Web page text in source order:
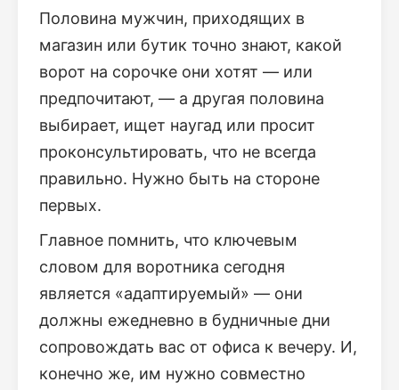
Половина мужчин, приходящих в
магазин или бутик точно знают, какой
ворот на сорочке они хотят — или
предпочитают, — а другая половина
выбирает, ищет наугад или просит
проконсультировать, что не всегда
правильно. Нужно быть на стороне
первых.
Главное помнить, что ключевым
словом для воротника сегодня
является «адаптируемый» — они
должны ежедневно в будничные дни
сопровождать вас от офиса к вечеру. И,
конечно же, им нужно совместно